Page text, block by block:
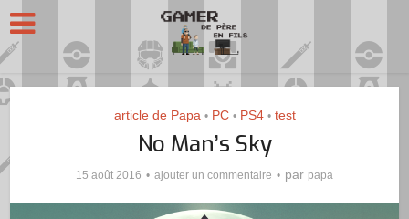
article de Papa • PC • PS4 • test
No Man’s Sky
15 août 2016 ajouter un commentaire par papa